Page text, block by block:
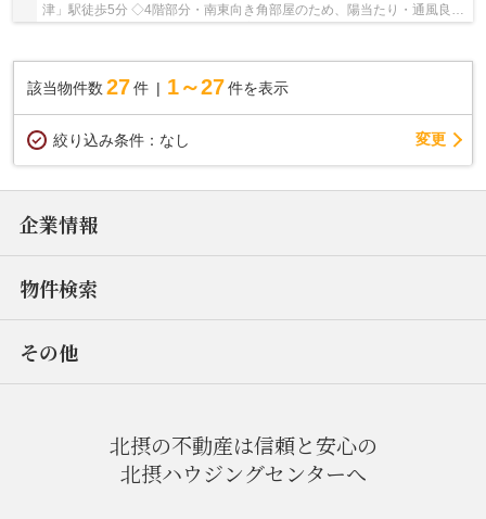
津」駅徒歩5分 ◇4階部分・南東向き角部屋のため、陽当たり・通風良好
該当物件数 27件 1～27 件を表示
絞り込み条件： なし 変更
企業情報
物件検索
その他
北摂の不動産は信頼と安心の
北摂ハウジングセンターへ